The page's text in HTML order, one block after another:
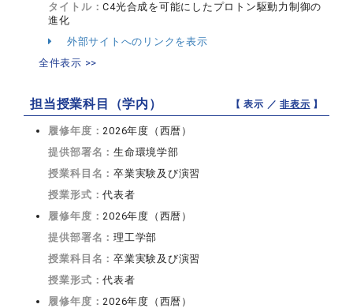
タイトル：C4光合成を可能にしたプロトン駆動力制御の
進化
外部サイトへのリンクを表示
全件表示 >>
担当授業科目（学内） 【 表示 ／非表示 】
履修年度：2026年度（西暦）
提供部署名：生命環境学部
授業科目名：卒業実験及び演習
授業形式：代表者
履修年度：2026年度（西暦）
提供部署名：理工学部
授業科目名：卒業実験及び演習
授業形式：代表者
履修年度：2026年度（西暦）